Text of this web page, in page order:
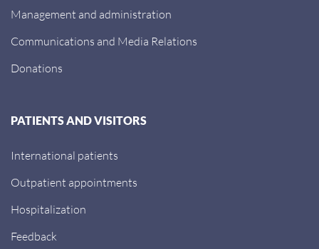
Management and administration
Communications and Media Relations
Donations
PATIENTS AND VISITORS
International patients
Outpatient appointments
Hospitalization
Feedback